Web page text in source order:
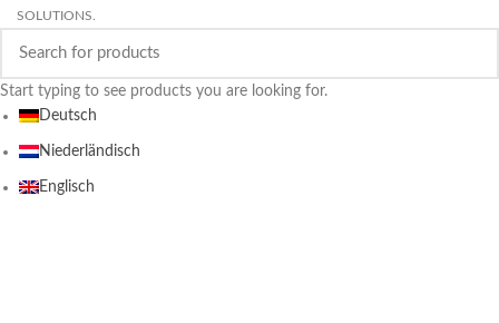
SOLUTIONS.
Start typing to see products you are looking for.
Deutsch
Niederländisch
Englisch